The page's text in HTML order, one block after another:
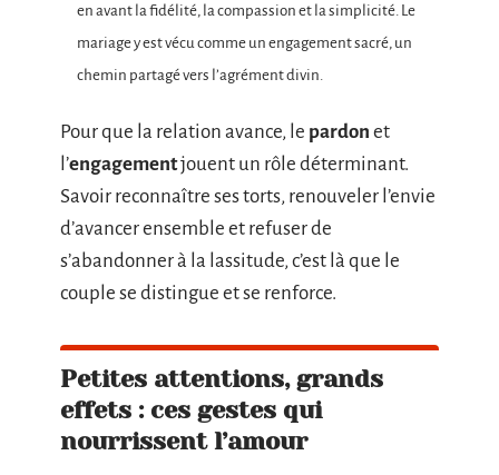
en avant la fidélité, la compassion et la simplicité. Le
mariage y est vécu comme un engagement sacré, un
chemin partagé vers l’agrément divin.
Pour que la relation avance, le pardon et
l’engagementjouent un rôle déterminant.
Savoir reconnaître ses torts, renouveler l’envie
d’avancer ensemble et refuser de
s’abandonner à la lassitude, c’est là que le
couple se distingue et se renforce.
Petites attentions, grands
effets : ces gestes qui
nourrissent l’amour